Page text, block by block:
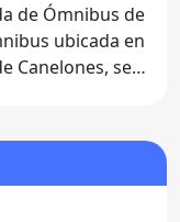
de Ómnibus de
Canelones, se